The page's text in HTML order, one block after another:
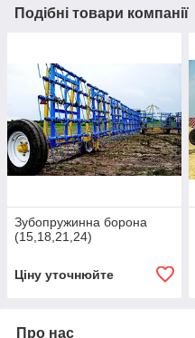
Подібні товари компанії
Зубопружинна борона
(15,18,21,24)
Ціну уточнюйте
Про нас